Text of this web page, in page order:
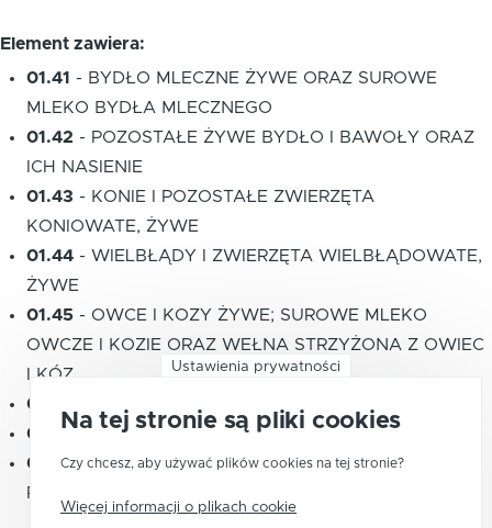
Element zawiera:
01.41 - BYDŁO MLECZNE ŻYWE ORAZ SUROWE
MLEKO BYDŁA MLECZNEGO
01.42 - POZOSTAŁE ŻYWE BYDŁO I BAWOŁY ORAZ
ICH NASIENIE
01.43 - KONIE I POZOSTAŁE ZWIERZĘTA
KONIOWATE, ŻYWE
01.44 - WIELBŁĄDY I ZWIERZĘTA WIELBŁĄDOWATE,
ŻYWE
01.45 - OWCE I KOZY ŻYWE; SUROWE MLEKO
OWCZE I KOZIE ORAZ WEŁNA STRZYŻONA Z OWIEC
I KÓZ
01.46
01.47-DRÓB ŻYWY I JAJA
01.49-POZOSTAŁE ZWIERZĘTA HODOWLANE I
PRODUKTY POCHODZENIA ZWIERZĘCEGO
Ustawienia prywatności
Na tej stronie są pliki cookies
Czy chcesz, aby używać plików cookies na tej stronie?
Więcej informacji o plikach cookie